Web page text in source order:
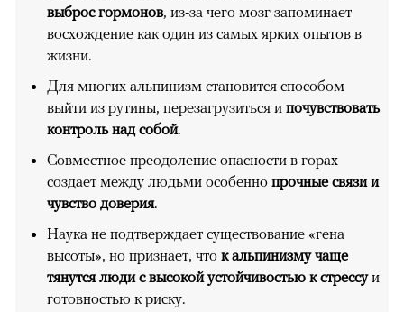
выброс гормонов, из-за чего мозг запоминает
восхождение как один из самых ярких опытов в
жизни.
Для многих альпинизм становится способом
выйти из рутины, перезагрузиться и почувствовать
контроль над собой.
Совместное преодоление опасности в горах
создает между людьми особенно прочные связи и
чувство доверия.
Наука не подтверждает существование «гена
высоты», но признает, что к альпинизму чаще
тянутся люди с высокой устойчивостью к стрессуи
готовностью к риску.